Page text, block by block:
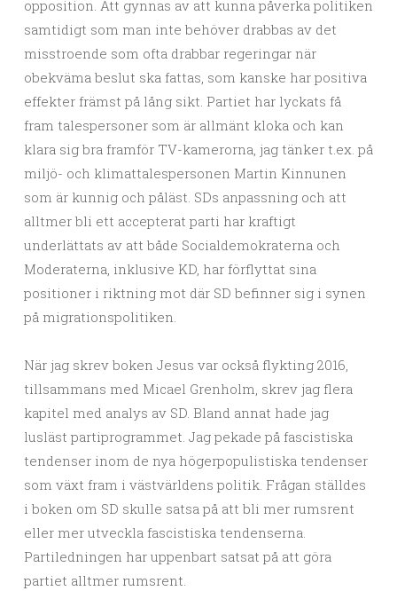
opposition. Att gynnas av att kunna påverka politiken
samtidigt som man inte behöver drabbas av det
misstroende som ofta drabbar regeringar när
obekväma beslut ska fattas, som kanske har positiva
effekter främst på lång sikt. Partiet har lyckats få
fram talespersoner som är allmänt kloka och kan
klara sig bra framför TV-kamerorna, jag tänker t.ex. på
miljö- och klimattalespersonen Martin Kinnunen
som är kunnig och påläst. SDs anpassning och att
alltmer bli ett accepterat parti har kraftigt
underlättats av att både Socialdemokraterna och
Moderaterna, inklusive KD, har förflyttat sina
positioner i riktning mot där SD befinner sig i synen
på migrationspolitiken.
När jag skrev boken Jesus var också flykting 2016,
tillsammans med Micael Grenholm, skrev jag flera
kapitel med analys av SD. Bland annat hade jag
lusläst partiprogrammet. Jag pekade på fascistiska
tendenser inom de nya högerpopulistiska tendenser
som växt fram i västvärldens politik. Frågan ställdes
i boken om SD skulle satsa på att bli mer rumsrent
eller mer utveckla fascistiska tendenserna.
Partiledningen har uppenbart satsat på att göra
partiet alltmer rumsrent.